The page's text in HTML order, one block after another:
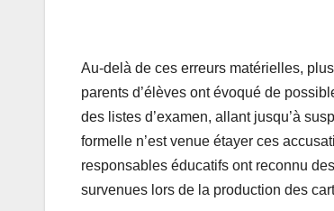
Au-delà de ces erreurs matérielles,
parents d’élèves ont évoqué de
des listes d’examen, allant jusqu’à
formelle n’est venue étayer ces
responsables éducatifs ont reconnu
survenues lors de la production des